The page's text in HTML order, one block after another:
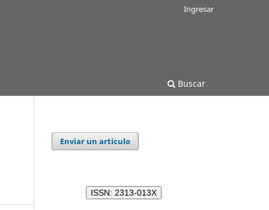
Buscar
Ingresar
Enviar un artículo
ISSN: 2313-013X